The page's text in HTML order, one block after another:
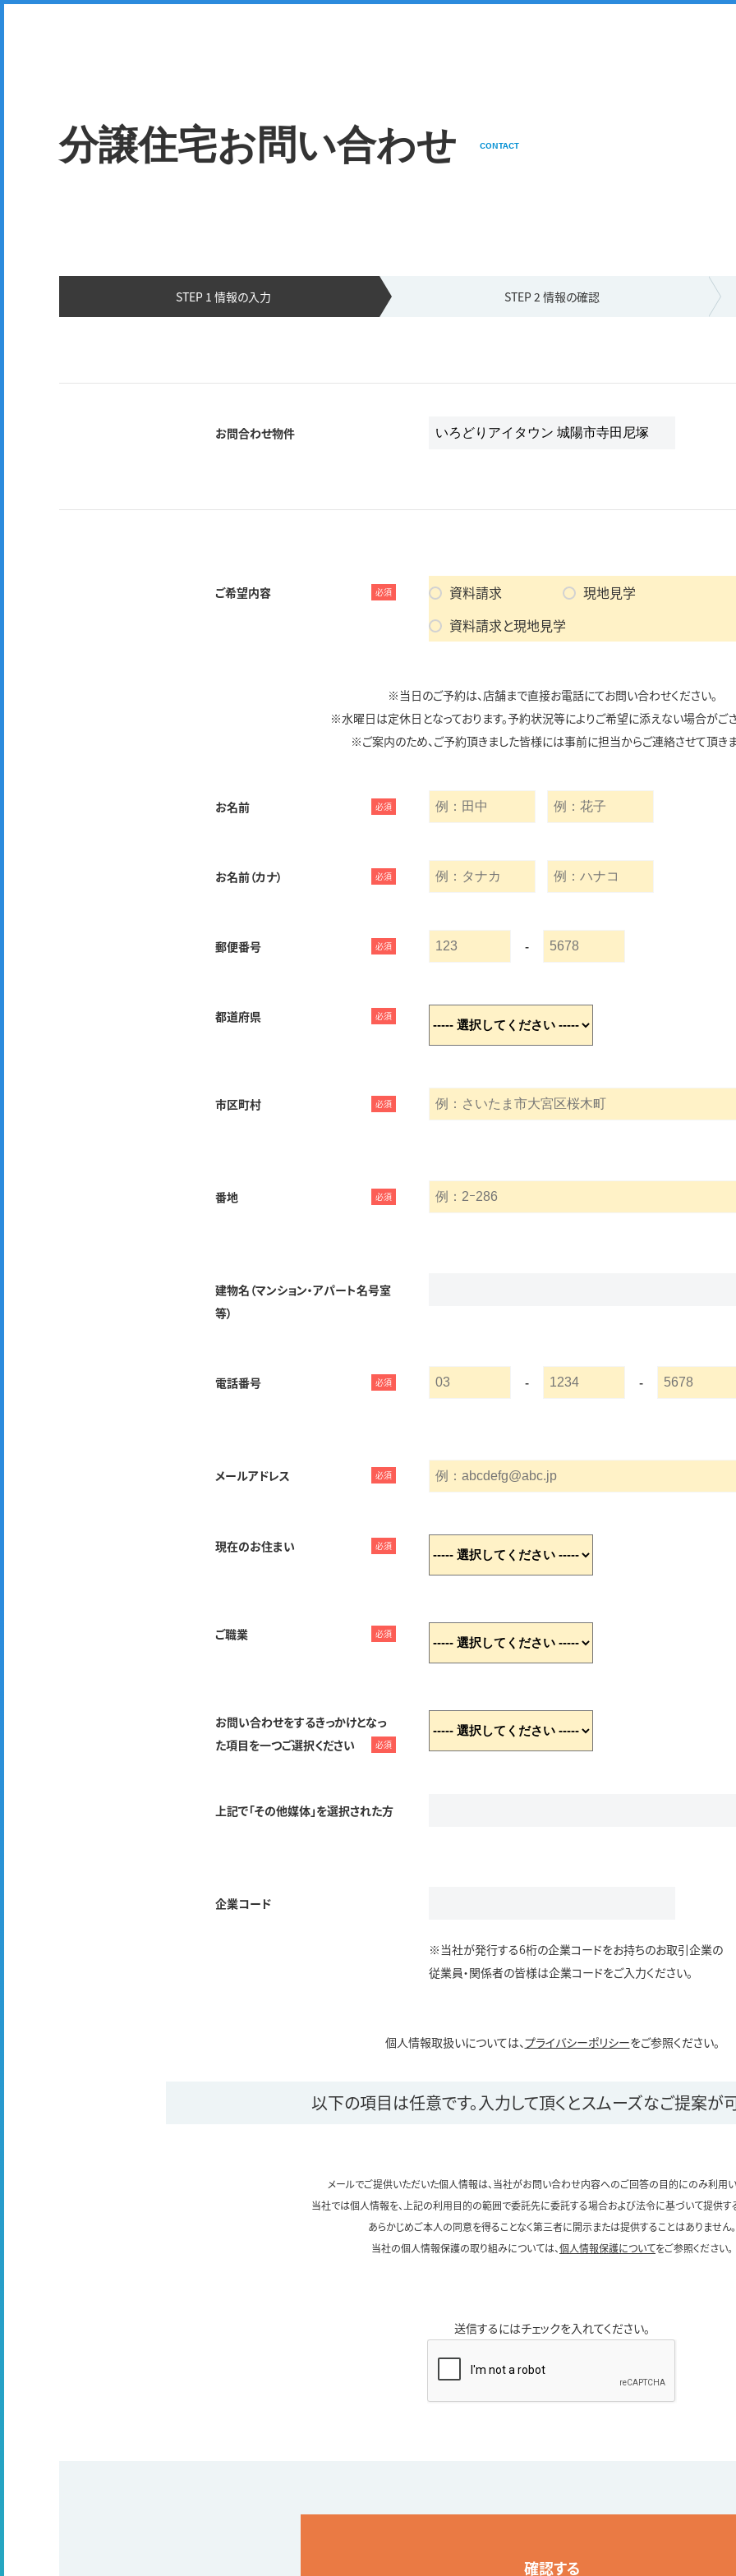
分譲住宅お問い合わせ CONTACT
STEP 1 情報の入力 STEP 2 情報の確認
お問合わせ物件
ご希望内容 必須 資料請求
現地見学
資料請求と現地見学
※当日のご予約は、店舗まで直接お電話にてお問い合わせください。
※水曜日は定休日となっております。予約状況等によりご希望に添えない場合がござ
※ご案内のため、ご予約頂きました皆様には事前に担当からご連絡させて頂きま
お名前 必須
お名前（カナ） 必須
郵便番号 必須 -
都道府県 必須
市区町村 必須
番地 必須
建物名（マンション・アパート名号室
等）
電話番号 必須 - -
メールアドレス 必須
現在のお住まい 必須
ご職業 必須
お問い合わせをするきっかけとなっ
た項目を一つご選択ください
必須
上記で「その他媒体」を選択された方
企業コード
※当社が発行する6桁の企業コードをお持ちのお取引企業の
従業員・関係者の皆様は企業コードをご入力ください。
個人情報取扱いについては、プライバシーポリシーをご参照ください。
以下の項目は任意です。入力して頂くとスムーズなご提案が
メールでご提供いただいた個人情報は、当社がお問い合わせ内容へのご回答の目的にのみ利用い
当社では個人情報を、上記の利用目的の範囲で委託先に委託する場合および法令に基づいて提供す
あらかじめご本人の同意を得ることなく第三者に開示または提供することはありません。
当社の個人情報保護の取り組みについては、個人情報保護についてをご参照ください。
送信するにはチェックを入れてください。
確認する